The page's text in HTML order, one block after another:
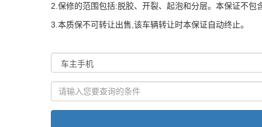
2.保修的范围包括:脱胶、开裂、起泡和分层。本保证不
3.本质保不可转让出售,该车辆转让时本保证自动终止。